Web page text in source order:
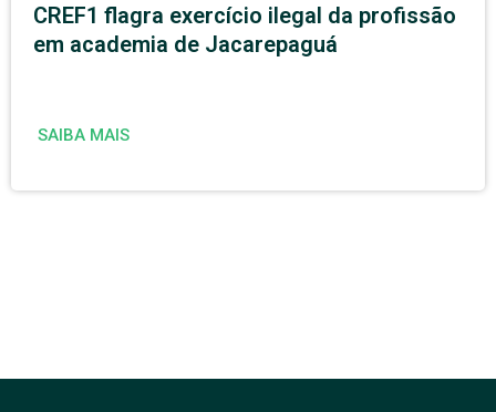
CREF1 flagra exercício ilegal da profissão
em academia de Jacarepaguá
SAIBA MAIS